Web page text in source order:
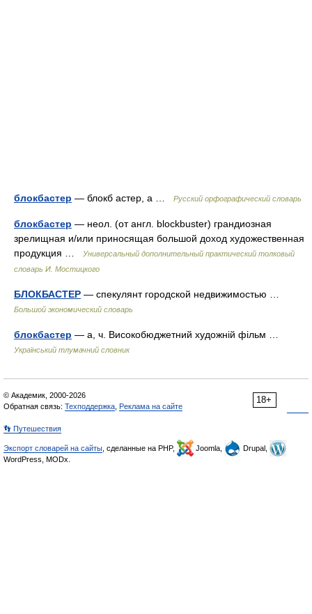
блокбастер — блокб астер, а … Русский орфографический словарь
блокбастер — неол. (от англ. blockbuster) грандиозная
зрелищная и/или приносящая большой доход художественная
продукция …
Универсальный дополнительный практический толковый
словарь И. Мостицкого
БЛОКБАСТЕР — спекулянт городской недвижимостью …
Большой экономический словарь
блокбастер — а, ч. Високобюджетний художній фільм …
Український тлумачний словник
18+
© Академик, 2000-2026
Обратная связь: Техподдержка Реклама на сайте
👣 Путешествия
Экспорт словарей на сайты , сделанные на PHP, Joomla,
Drupal,
WordPress, MODx.